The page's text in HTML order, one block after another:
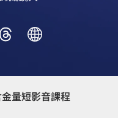
量短影音課程